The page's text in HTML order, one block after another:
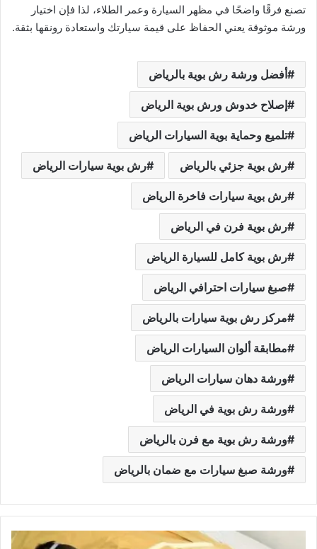
تصنع فرقًا واضحًا في مظهر السيارة وعمر الطلاء، لذا فإن اختيار
ورشة موثوقة يعني الحفاظ على قيمة سيارتك واستعادة رونقها بثقة.
أفضل ورشة رش بوية بالرياض
إصلاح خدوش ورش بوية الرياض
تلميع وحماية بوية السيارات الرياض
رش بوية جزئي بالرياض رش بوية سيارات الرياض
رش بوية سيارات فاخرة الرياض
رش بوية فرن في الرياض
رش بوية كامل للسيارة الرياض
صبغ سيارات احترافي الرياض
مركز رش بوية سيارات بالرياض
مطابقة ألوان السيارات الرياض
ورشة دهان سيارات الرياض
ورشة رش بوية في الرياض
ورشة رش بوية مع فرن بالرياض
ورشة صبغ سيارات مع ضمان بالرياض